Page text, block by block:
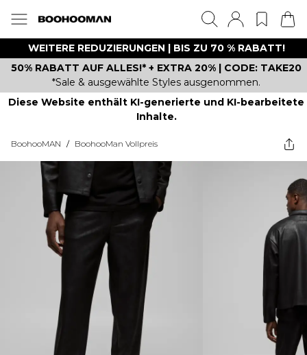
WEITERE REDUZIERUNGEN | BIS ZU 70 % RABATT!
50% RABATT AUF ALLES!* + EXTRA 20% | CODE: TAKE20
*Sale & ausgewählte Styles ausgenommen.
Diese Website enthält KI-generierte und KI-bearbeitete
Inhalte.
BoohooMAN / BoohooMan Vollpreis